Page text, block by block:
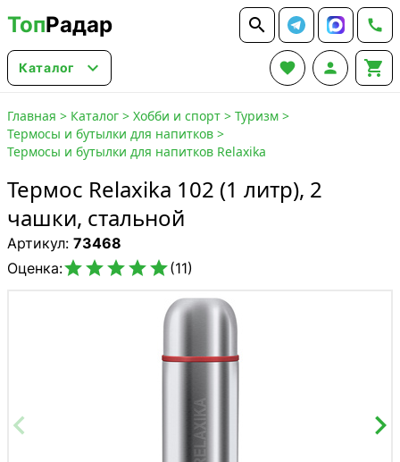
ТопРадар  
Каталог    
Главная > Каталог > Хобби и спорт > Туризм >
Термосы и бутылки для напитков >
Термосы и бутылки для напитков Relaxika
Термос Relaxika 102 (1 литр), 2
чашки, стальной
Артикул: 73468
Оценка:(11)